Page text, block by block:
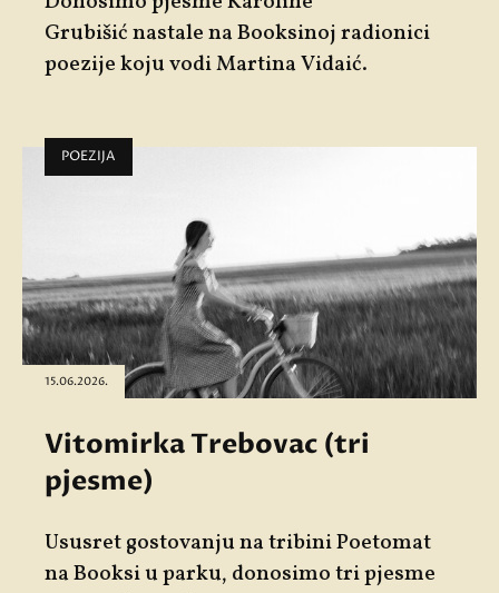
Grubišićnastale na Booksinoj radionici
poezije koju vodiMartina Vidaić.
POEZIJA
15.06.2026.
Vitomirka Trebovac (tri
pjesme)
Ususret gostovanju na tribiniPoetomat
na Booksi u parku, donosimo tri pjesme